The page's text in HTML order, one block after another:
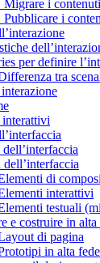
Migrare i contenuti
Pubblicare i
per definire
tra
di
interattivi
testuali
e costruire in alta
di pagina
in alta